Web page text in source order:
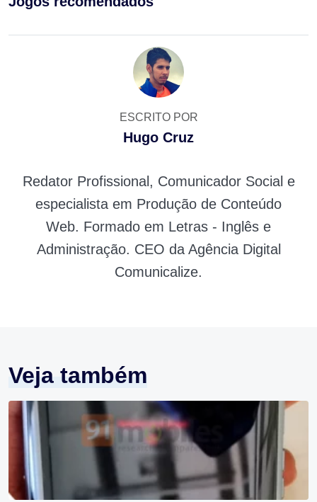
ESCRITO POR
Hugo Cruz
Redator Profissional, Comunicador Social e
especialista em Produção de Conteúdo
Web. Formado em Letras - Inglês e
Administração. CEO da Agência Digital
Comunicalize.
Veja também